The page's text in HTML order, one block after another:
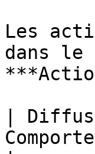
Les
dans le
|